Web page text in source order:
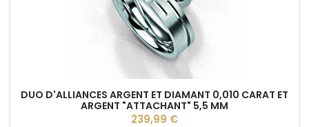
DUO D'ALLIANCES ARGENT ET DIAMANT 0,010 CARAT ET
ARGENT "ATTACHANT" 5,5 MM
Prix
239,99 €